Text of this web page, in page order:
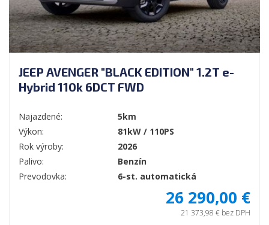
JEEP AVENGER "BLACK EDITION" 1.2T e-
Hybrid 110k 6DCT FWD
Najazdené:
5km
Výkon:
81kW / 110PS
Rok výroby:
2026
Palivo:
Benzín
Prevodovka:
6-st. automatická
26 290,00 €
21 373,98 € bez DPH